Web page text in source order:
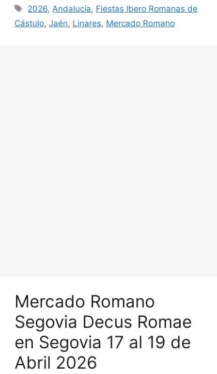
Etiquetas
2026,Andalucía, Fiestas Ibero Romanas de
Cástulo, Jaén, Linares, Mercado Romano
Mercado Romano
Segovia Decus Romae
en Segovia 17 al 19 de
Abril 2026